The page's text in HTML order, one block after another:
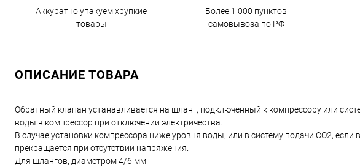
Аккуратно упакуем хрупкие
товары
Более 1 000 пунктов
самовывоза по РФ
ОПИСАНИЕ ТОВАРА
Обратный клапан устанавливается на шланг, подключенный к компрессору или
воды в компрессор при отключении электричества.
В случае установки компрессора ниже уровня воды, или в систему подачи СО2, если
прекращается при отсутствии напряжения.
Для шлангов, диаметром 4/6 мм